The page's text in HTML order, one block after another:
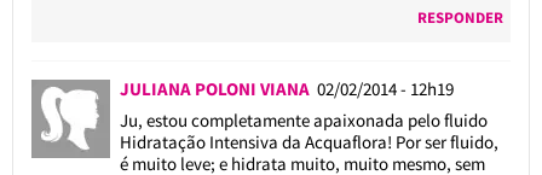
RESPONDER
JULIANA POLONI VIANA 02/02/2014 - 12h19
Ju, estou completamente apaixonada pelo fluido
Hidratação Intensiva da Acquaflora! Por ser fluido,
é muito leve; e hidrata muito, muito mesmo, sem